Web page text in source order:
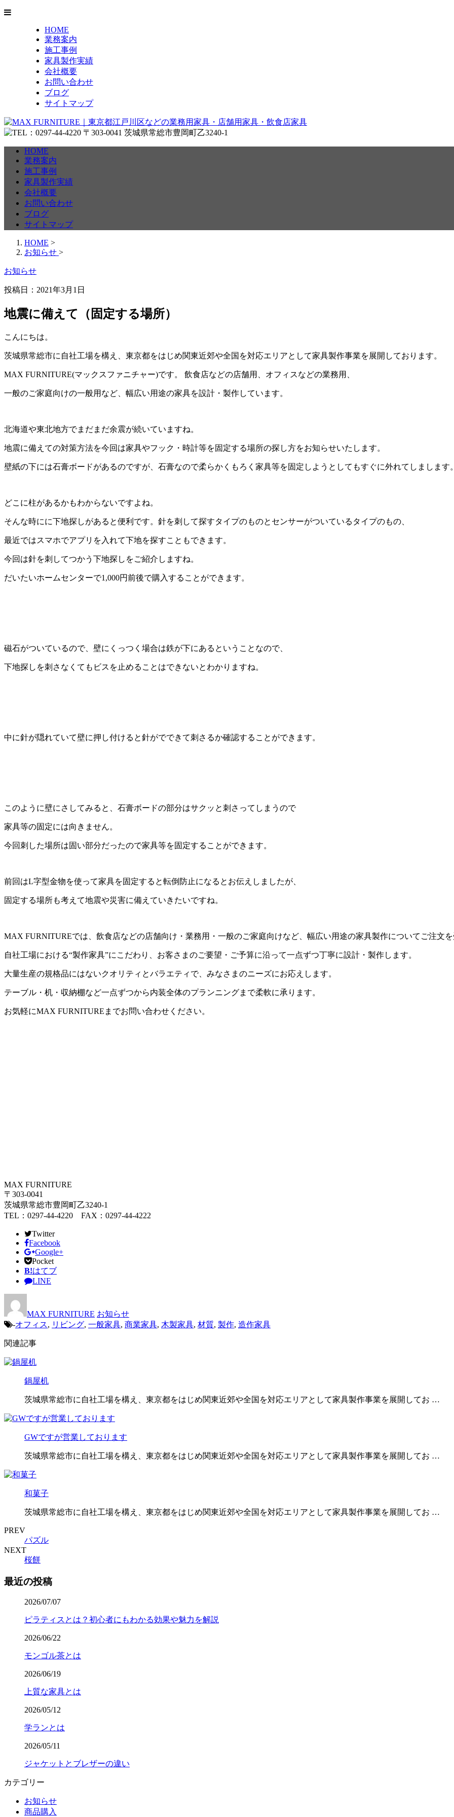
HOME
業務案内
施工事例
家具製作実績
会社概要
お問い合わせ
ブログ
サイトマップ
HOME
業務案内
施工事例
家具製作実績
会社概要
お問い合わせ
ブログ
サイトマップ
HOME >
お知らせ >
お知らせ
投稿日： 2021年3月1日
地震に備えて（固定する場所）
こんにちは。
茨城県常総市に自社工場を構え、東京都をはじめ関東近郊や全国を対応エリアとして家具製作事業を展開しております。
MAX FURNITURE(マックスファニチャー)です。 飲食店などの店舗用、オフィスなどの業務用、
一般のご家庭向けの一般用など、幅広い用途の家具を設計・製作しています。
北海道や東北地方でまだまだ余震が続いていますね。
地震に備えての対策方法を今回は家具やフック・時計等を固定する場所の探し方をお知らせいたします。
壁紙の下には石膏ボードがあるのですが、石膏なので柔らかくもろく家具等を固定しようとしてもすぐに外れてしまします。
どこに柱があるかもわからないですよね。
そんな時にに下地探しがあると便利です。針を刺して探すタイプのものとセンサーがついているタイプのもの、
最近ではスマホでアプリを入れて下地を探すこともできます。
今回は針を刺してつかう下地探しをご紹介しますね。
だいたいホームセンターで1,000円前後で購入することができます。
磁石がついているので、壁にくっつく場合は鉄が下にあるということなので、
下地探しを刺さなくてもビスを止めることはできないとわかりますね。
中に針が隠れていて壁に押し付けると針がでできて刺さるか確認することができます。
このように壁にさしてみると、石膏ボードの部分はサクッと刺さってしまうので
家具等の固定には向きません。
今回刺した場所は固い部分だったので家具等を固定することができます。
前回はL字型金物を使って家具を固定すると転倒防止になるとお伝えしましたが、
固定する場所も考えて地震や災害に備えていきたいですね。
MAX FURNITUREでは、飲食店などの店舗向け・業務用・一般のご家庭向けなど、幅広い用途の家具製作についてご注文を
自社工場における“製作家具”にこだわり、お客さまのご要望・ご予算に沿って一点ずつ丁寧に設計・製作します。
大量生産の規格品にはないクオリティとバラエティで、みなさまのニーズにお応えします。
テーブル・机・収納棚など一点ずつから内装全体のプランニングまで柔軟に承ります。
お気軽にMAX FURNITUREまでお問い合わせください。
MAX FURNITURE
〒303-0041
茨城県常総市豊岡町乙3240-1
TEL：0297-44-4220 FAX：0297-44-4222
Twitter
Facebook
Google+
Pocket
B!はてブ
LINE
MAX FURNITURE お知らせ
-オフィス, リビング, 一般家具, 商業家具, 木製家具, 材質, 製作, 造作家具
関連記事
鍋屋机
茨城県常総市に自社工場を構え、東京都をはじめ関東近郊や全国を対応エリアとして家具製作事業を展開してお …
GWですが営業しております
茨城県常総市に自社工場を構え、東京都をはじめ関東近郊や全国を対応エリアとして家具製作事業を展開してお …
和菓子
茨城県常総市に自社工場を構え、東京都をはじめ関東近郊や全国を対応エリアとして家具製作事業を展開してお …
PREV
パズル
NEXT
桜餅
最近の投稿
2026/07/07
ピラティスとは？初心者にもわかる効果や魅力を解説
2026/06/22
モンゴル茶とは
2026/06/19
上質な家具とは
2026/05/12
学ランとは
2026/05/11
ジャケットとブレザーの違い
カテゴリー
お知らせ
商品購入